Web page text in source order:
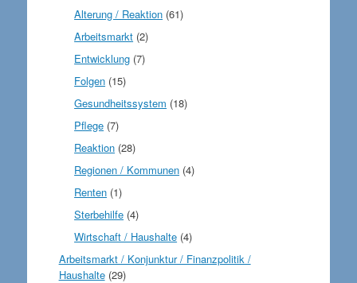
Alterung / Reaktion (61)
Arbeitsmarkt (2)
Entwicklung (7)
Folgen (15)
Gesundheitssystem (18)
Pflege (7)
Reaktion (28)
Regionen / Kommunen (4)
Renten (1)
Sterbehilfe (4)
Wirtschaft / Haushalte (4)
Arbeitsmarkt / Konjunktur / Finanzpolitik /
Haushalte(29)